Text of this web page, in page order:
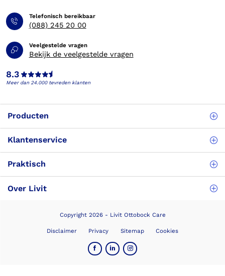
Telefonisch bereikbaar
(088) 245 20 00
Veelgestelde vragen
Bekijk de veelgestelde vragen
8.3
Meer dan 24.000 tevreden klanten
Producten
Klantenservice
Praktisch
Over Livit
Copyright 2026 - Livit Ottobock Care
Disclaimer Privacy Sitemap Cookies